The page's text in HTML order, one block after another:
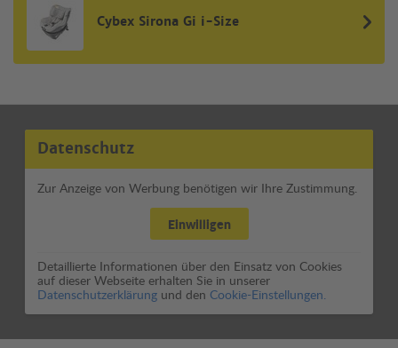
Cybex Sirona Gi i-Size
Datenschutz
Zur Anzeige von Werbung benötigen wir Ihre Zustimmung.
Einwilligen
Detaillierte Informationen über den Einsatz von Cookies
auf dieser Webseite erhalten Sie in unserer
Datenschutzerklärung und den Cookie-Einstellungen.